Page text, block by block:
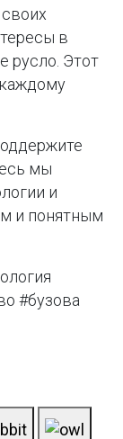
в
русло. Этот
мы
и
и понятным
#бузова